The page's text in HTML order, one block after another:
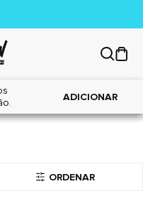
ADICIONAR
ORDENAR